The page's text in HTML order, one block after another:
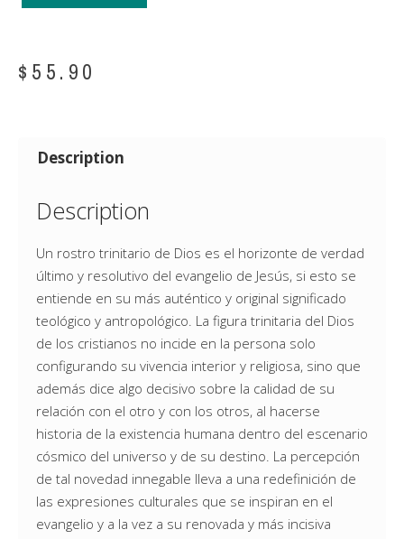
$ 55.90
Description
Description
Un rostro trinitario de Dios es el horizonte de verdad
último y resolutivo del evangelio de Jesús, si esto se
entiende en su más auténtico y original significado
teológico y antropológico. La figura trinitaria del Dios
de los cristianos no incide en la persona solo
configurando su vivencia interior y religiosa, sino que
además dice algo decisivo sobre la calidad de su
relación con el otro y con los otros, al hacerse
historia de la existencia humana dentro del escenario
cósmico del universo y de su destino. La percepción
de tal novedad innegable lleva a una redefinición de
las expresiones culturales que se inspiran en el
evangelio y a la vez a su renovada y más incisiva